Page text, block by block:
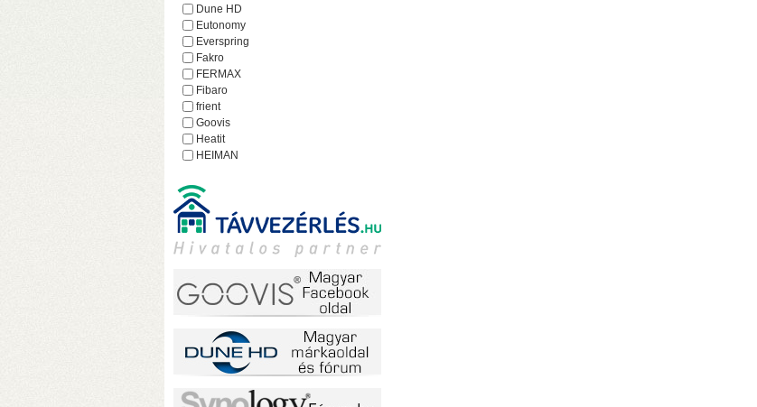
Dune HD
Eutonomy
Everspring
Fakro
FERMAX
Fibaro
frient
Goovis
Heatit
HEIMAN
iEAST
Imperial
Incipio
Lejátszó.hu
Lince
Mean Well
MOHAnet
Nabu Casa
NEO
NEON
Nice
Noname